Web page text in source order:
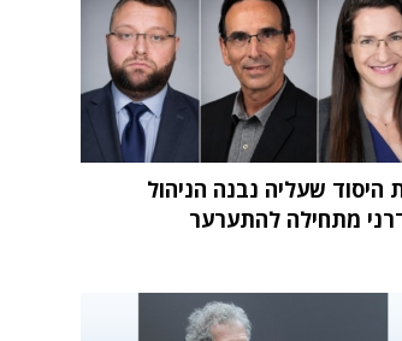
היסוד שעליה נבנה הניהול
מתחילה להתערער